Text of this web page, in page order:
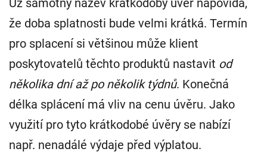
že doba splatnosti bude velmi krátká. Termín
pro splacení si většinou může klient
poskytovatelů těchto produktů nastavit od
několika dní až po několik týdnů. Konečná
délka splácení má vliv na cenu úvěru. Jako
využití pro tyto krátkodobé úvěry se nabízí
např. nenadálé výdaje před výplatou.